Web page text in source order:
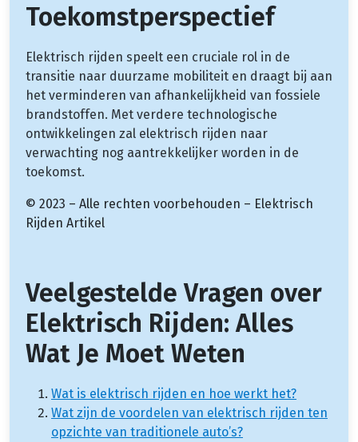
Toekomstperspectief
Elektrisch rijden speelt een cruciale rol in de
transitie naar duurzame mobiliteit en draagt bij aan
het verminderen van afhankelijkheid van fossiele
brandstoffen. Met verdere technologische
ontwikkelingen zal elektrisch rijden naar
verwachting nog aantrekkelijker worden in de
toekomst.
© 2023 – Alle rechten voorbehouden – Elektrisch
Rijden Artikel
Veelgestelde Vragen over
Elektrisch Rijden: Alles
Wat Je Moet Weten
Wat is elektrisch rijden en hoe werkt het?
Wat zijn de voordelen van elektrisch rijden ten
opzichte van traditionele auto’s?